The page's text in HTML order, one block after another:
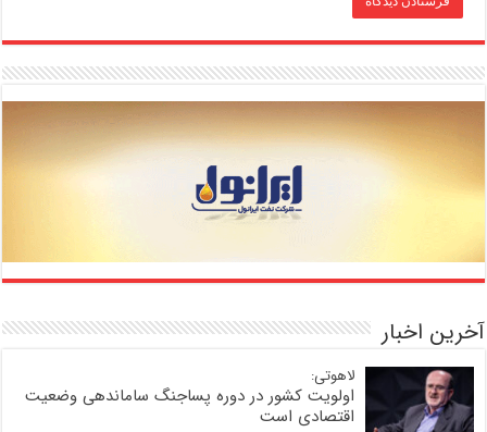
آخرین اخبار
لاهوتی:
اولویت کشور در دوره پساجنگ ساماندهی وضعیت
اقتصادی است